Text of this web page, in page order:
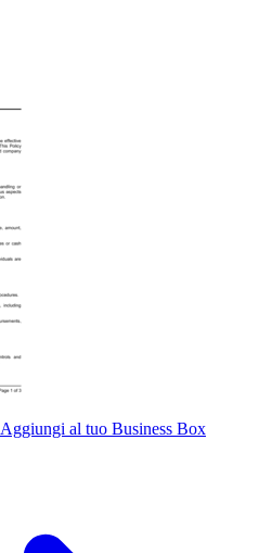
Aggiungi al tuo Business Box